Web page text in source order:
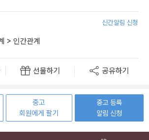
신간알림 신청
> 인간관계
선물하기 공유하기
중고
회원에게 팔기
중고 등록
알림 신청